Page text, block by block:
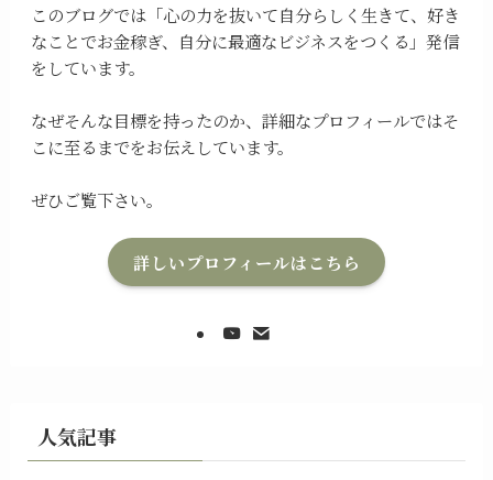
このブログでは「心の力を抜いて自分らしく生きて、好き
なことでお金稼ぎ、自分に最適なビジネスをつくる」発信
をしています。
なぜそんな目標を持ったのか、詳細なプロフィールではそ
こに至るまでをお伝えしています。
ぜひご覧下さい。
詳しいプロフィールはこちら
人気記事